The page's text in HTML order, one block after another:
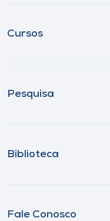
Cursos
Pesquisa
Biblioteca
Fale Conosco